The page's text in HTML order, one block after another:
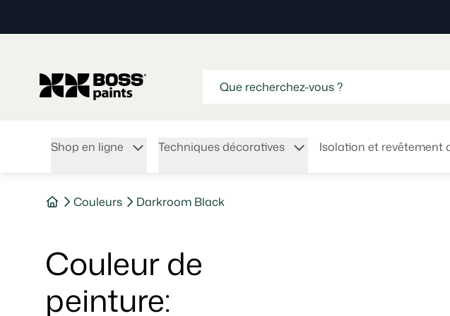
Shop en ligne Techniques décoratives Isolation et revêtement
Couleurs Darkroom Black
Couleur de
peinture: